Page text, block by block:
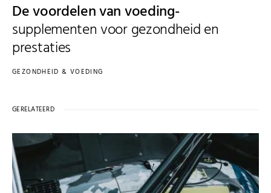
De voordelen van voeding-
supplementen voor gezondheid en
prestaties
GEZONDHEID & VOEDING
GERELATEERD